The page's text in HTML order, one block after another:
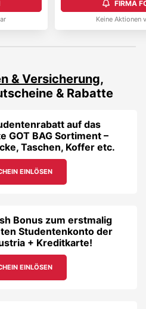
FIRMA
Keine Aktionen
& Versicherung,
& Rabatte
auf das
GOT BAG Sortiment –
Taschen, Koffer etc.
EINLÖSEN
Bonus zum erstmalig
Studentenkonto der
+ Kreditkarte!
EINLÖSEN